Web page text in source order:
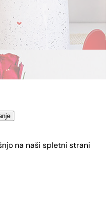
na naši spletni strani